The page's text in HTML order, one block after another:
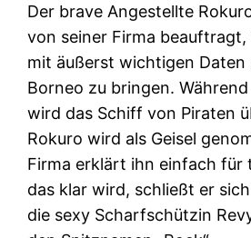
Der brave Angestellte
von seiner Firma
mit äußerst wichtigen
Borneo zu bringen.
wird das Schiff von Piraten
Rokuro wird als Geisel
Firma erklärt ihn einfach für
das klar wird, schließt er
die sexy Scharfschützin